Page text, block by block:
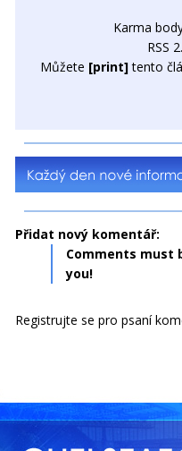
Karma
RSS
Můžete [print]tento
Přidat nový komentář:
Comments must
you!
Registrujte se pro psaní